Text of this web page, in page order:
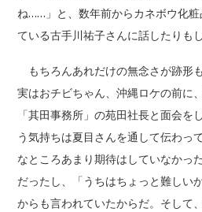
ね……」と、数年前からカネボウ化
ている古手川祐子さんに話したりもし
もちろんあれだけの無念さが跡形
実はおチビちゃん、沖縄ロケの前に
「其田事務所」の苑田社長と面会を
う気持ちは夏目さんを通して伝わっ
なところあまり期待はしていなかっ
だったし、「うちはちょっと難しい
からも言われていたからだ。そして